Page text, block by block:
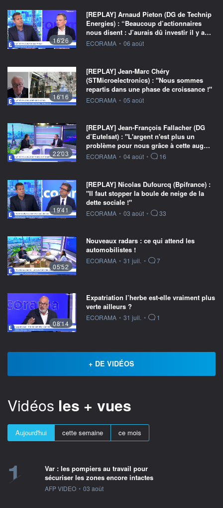
16'26
[REPLAY] Arnaud Pieton (DG de Technip
Energies) : “Beaucoup d’actionnaires
nous disent : J’aurais dû investir il y a…
information fournie par
ECORAMA • 06 août
16'16
[REPLAY] Jean-Marc Chéry
(STMicroelectronics) : "Nous sommes
repartis dans une phase de croissance !"
information fournie par
ECORAMA • 05 août
22'03
[REPLAY] Jean-François Fallacher (DG
d’Eutelsat) : "L'argent n'est plus un
problème pour nous grâce à cette aug…
information fournie par
ECORAMA • 04 août • 16
19'41
[REPLAY] Nicolas Dufourcq (Bpifrance) :
"Il faut stopper la boule de neige de la
dette sociale !"
information fournie par
ECORAMA • 03 août • 33
05'52
Nouveaux radars : ce qui attend les
automobilistes !
information fournie par
ECORAMA • 31 juil. • 7
08'14
Expatriation l’herbe est-elle vraiment plus
verte ailleurs ?
information fournie par
ECORAMA • 31 juil. • 1
+ DE VIDÉOS
Vidéos les + vues
Aujourd'hui cette semaine ce mois
1
Var : les pompiers au travail pour
sécuriser les zones encore intactes
information fournie par
AFP VIDEO • 03 août